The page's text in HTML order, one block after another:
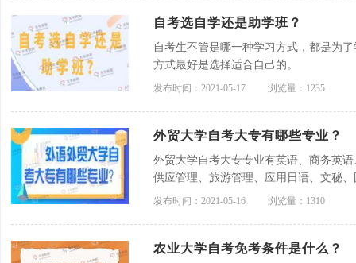
自考选自学还是助学班？
自考生不管是哪一种学习方式，都是为
方式最好是选择适合自己的。
发布时间：2021-05-17 浏览量：1235
外贸大学自考大专有哪些专业？
外贸大学自考大专专业有英语、商务英
供应管理、旅游管理、应用日语、文秘
发布时间：2021-05-16 浏览量：1310
农业大学自考免考条件是什么？